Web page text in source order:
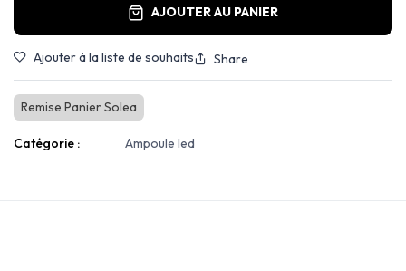
AJOUTER AU PANIER
Ajouter à la liste de souhaits Share
Remise Panier Solea
Catégorie : Ampoule led